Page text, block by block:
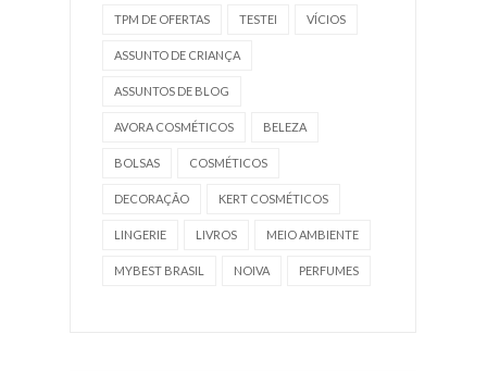
TPM DE OFERTAS TESTEI VÍCIOS
ASSUNTO DE CRIANÇA
ASSUNTOS DE BLOG
AVORA COSMÉTICOS BELEZA
BOLSAS COSMÉTICOS
DECORAÇÃO KERT COSMÉTICOS
LINGERIE LIVROS MEIO AMBIENTE
MYBEST BRASIL NOIVA PERFUMES